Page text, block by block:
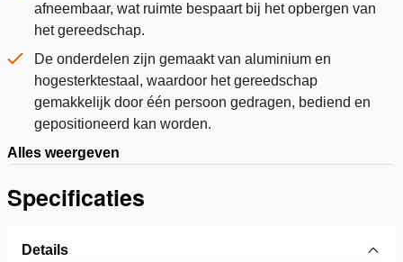
afneembaar, wat ruimte bespaart bij het opbergen van
het gereedschap.
De onderdelen zijn gemaakt van aluminium en
hogesterktestaal, waardoor het gereedschap
gemakkelijk door één persoon gedragen, bediend en
gepositioneerd kan worden.
Alles weergeven
Specificaties
Details